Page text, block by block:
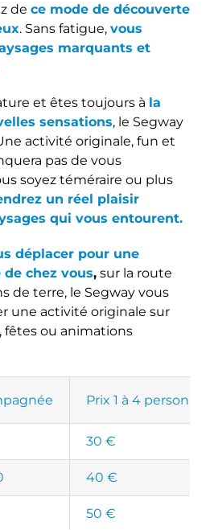
de ce mode de découverte
. Sans fatigue, vous
marquants et
et êtes toujours à la
sensations, le Segway
activité originale, fun et
pas de vous
soyez téméraire ou plus
un réel plaisir
qui vous entourent.
déplacer pour une
chez vous, sur la route
de terre, le Segway vous
une activité originale sur
fêtes ou animations
Prix 1 à 4 personnes
30 €
40 €
50 €